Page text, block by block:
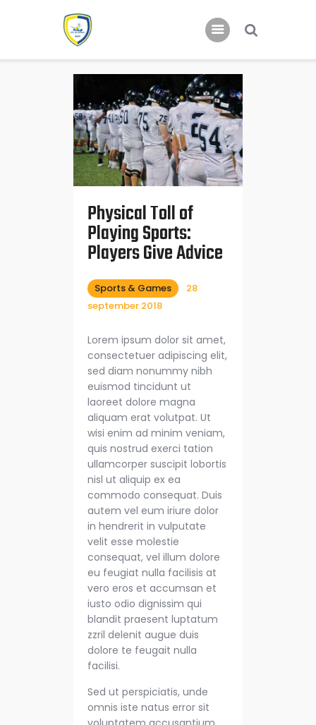
Nieuws
Jeugd
Physical Toll of
Playing Sports:
Players Give Advice
Sports & Games
28
september 2018
Lorem ipsum dolor sit amet,
consectetuer adipiscing elit,
sed diam nonummy nibh
euismod tincidunt ut
laoreet dolore magna
aliquam erat volutpat. Ut
wisi enim ad minim veniam,
quis nostrud exerci tation
ullamcorper suscipit lobortis
nisl ut aliquip ex ea
commodo consequat. Duis
autem vel eum iriure dolor
in hendrerit in vulputate
velit esse molestie
consequat, vel illum dolore
eu feugiat nulla facilisis at
vero eros et accumsan et
iusto odio dignissim qui
blandit praesent luptatum
zzril delenit augue duis
dolore te feugait nulla
facilisi.
Sed ut perspiciatis, unde
omnis iste natus error sit